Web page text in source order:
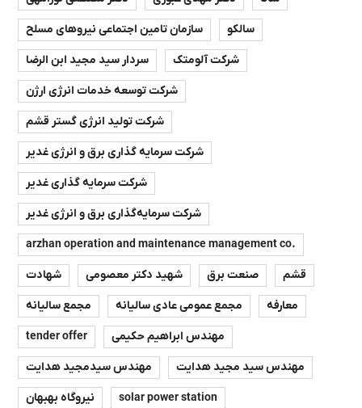
سازمان تامین اجتماعی نیروهای مسلح
سالکو
سردار سید مجید ابن الرضا
شرکت آلومتک
شرکت توسعه خدمات انرژی ارژن
شرکت تولید انرژی گستر قشم
شرکت سرمایه گذاری برق و انرژی غدیر
شرکت سرمایه گذاری غدیر
شرکت سرمایه‌گذاری برق و انرژی غدیر
arzhan operation and maintenance management co.
شهادت
شهید دکتر معصومی صنعت برق
قشم
مجمع سالیانه
مجمع عمومی عادی سالیانه
معارفه
tender offer
مهندس ابراهیم حکیمی
مهندس سیدمجید هدایت
مهندس سید مجید هدایت
نیروگاه بهبهان
solar power station